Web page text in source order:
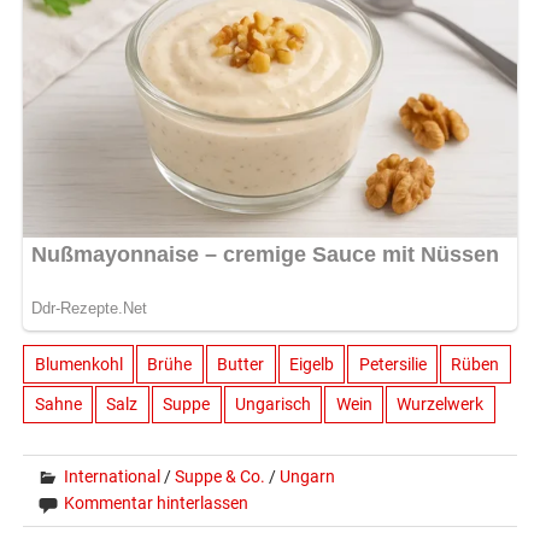
Blumenkohl Brühe Butter Eigelb Petersilie Rüben
Sahne Salz Suppe Ungarisch Wein Wurzelwerk
International /Suppe & Co. / Ungarn
Kommentar hinterlassen